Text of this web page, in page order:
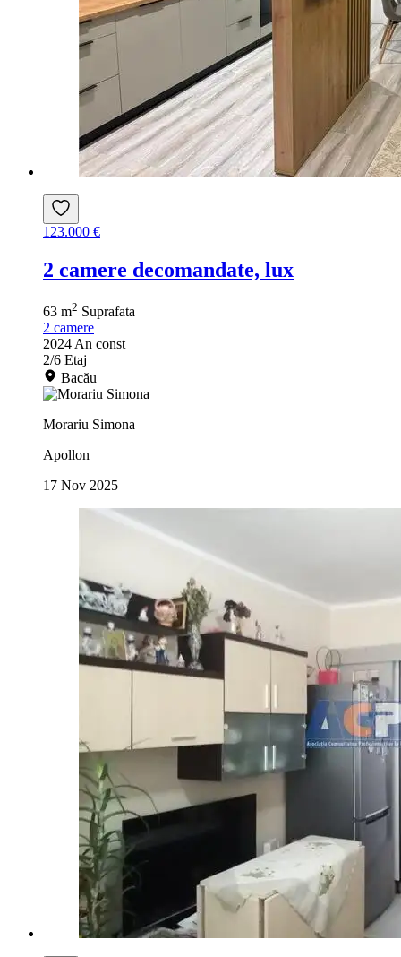
123.000 €
2 camere decomandate, lux
63 m2 Suprafata
2 camere
2024 An const
2/6 Etaj
Bacău
Morariu Simona
Apollon
17 Nov 2025